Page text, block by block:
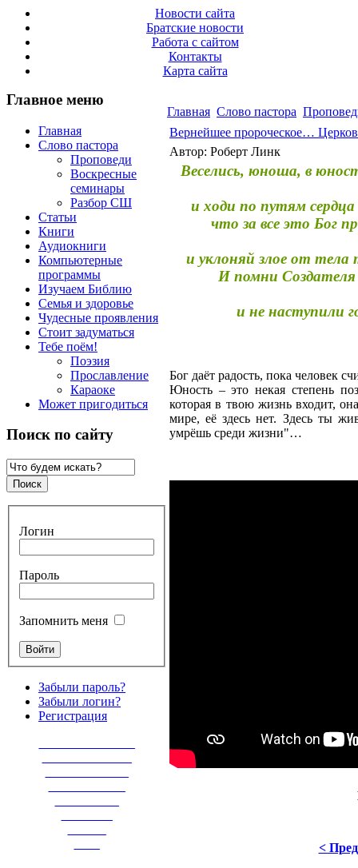
Новости сайта
Братские новости
Работа с сайтом
Контакты
Карта сайта
Главное меню
Главная
Слово пастора
Проповеди
Воскресные
семинары
Разбор СШ
Статьи
Книги
Аудиокниги
Компьютерные
программы
Изучаем Библию
Семья и здоровье
Чудесные проявления
Стоит задуматься
Тебе поём!
Поэзия
Прославление
Караоке
Может пригодиться
Поиск по сайту
Логин
Пароль
Запомнить меня
Забыли пароль?
Забыли логин?
Регистрация
Главная Слово пастора
Вернейшее пророческое…
Автор: Роберт Линк
Веселись, юноша, в
и ходи по путям
что за все это Бог
и уклоняй злое от
И помни Создателя
и не наступили
Бог даёт радость, пока человек
Юность – это некая степень
которая в твою жизнь входит,
мире, её здесь нет. Здесь ты
умрёшь среди жизни"…
<